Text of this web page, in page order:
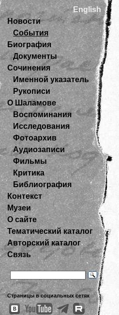
English
Новости
События
Биография
Документы
Сочинения
Именной указатель
Рукописи
О Шаламове
Воспоминания
Исследования
Фотоархив
Аудиозаписи
Фильмы
Критика
Библиография
Контекст
Музеи
О сайте
Тематический каталог
Авторский каталог
Связь
Страницы в социальных сетях